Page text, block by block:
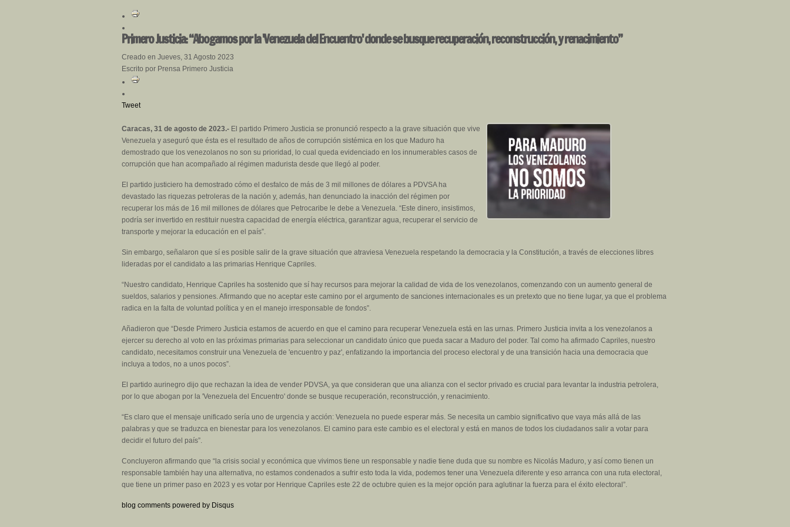
Primero Justicia: “Abogamos por la 'Venezuela del Encuentro' donde se busque recuperación, reconstrucción, y renacimiento”
Creado en Jueves, 31 Agosto 2023
Escrito por Prensa Primero Justicia
Tweet
Caracas, 31 de agosto de 2023.- El partido Primero Justicia se pronunció respecto a la grave situación que vive
Venezuela y aseguró que ésta es el resultado de años de corrupción sistémica en los que Maduro ha
demostrado que los venezolanos no son su prioridad, lo cual queda evidenciado en los innumerables casos de
corrupción que han acompañado al régimen madurista desde que llegó al poder.
El partido justiciero ha demostrado cómo el desfalco de más de 3 mil millones de dólares a PDVSA ha
devastado las riquezas petroleras de la nación y, además, han denunciado la inacción del régimen por
recuperar los más de 16 mil millones de dólares que Petrocaribe le debe a Venezuela. “Este dinero, insistimos,
podría ser invertido en restituir nuestra capacidad de energía eléctrica, garantizar agua, recuperar el servicio de
transporte y mejorar la educación en el país”.
Sin embargo, señalaron que sí es posible salir de la grave situación que atraviesa Venezuela respetando la democracia y la Constitución, a través de elecciones libres
lideradas por el candidato a las primarias Henrique Capriles.
“Nuestro candidato, Henrique Capriles ha sostenido que sí hay recursos para mejorar la calidad de vida de los venezolanos, comenzando con un aumento general de
sueldos, salarios y pensiones. Afirmando que no aceptar este camino por el argumento de sanciones internacionales es un pretexto que no tiene lugar, ya que el problema
radica en la falta de voluntad política y en el manejo irresponsable de fondos”.
Añadieron que “Desde Primero Justicia estamos de acuerdo en que el camino para recuperar Venezuela está en las urnas. Primero Justicia invita a los venezolanos a
ejercer su derecho al voto en las próximas primarias para seleccionar un candidato único que pueda sacar a Maduro del poder. Tal como ha afirmado Capriles, nuestro
candidato, necesitamos construir una Venezuela de 'encuentro y paz', enfatizando la importancia del proceso electoral y de una transición hacia una democracia que
incluya a todos, no a unos pocos”.
El partido aurinegro dijo que rechazan la idea de vender PDVSA, ya que consideran que una alianza con el sector privado es crucial para levantar la industria petrolera,
por lo que abogan por la 'Venezuela del Encuentro' donde se busque recuperación, reconstrucción, y renacimiento.
“Es claro que el mensaje unificado sería uno de urgencia y acción: Venezuela no puede esperar más. Se necesita un cambio significativo que vaya más allá de las
palabras y que se traduzca en bienestar para los venezolanos. El camino para este cambio es el electoral y está en manos de todos los ciudadanos salir a votar para
decidir el futuro del país”.
Concluyeron afirmando que “la crisis social y económica que vivimos tiene un responsable y nadie tiene duda que su nombre es Nicolás Maduro, y así como tienen un
responsable también hay una alternativa, no estamos condenados a sufrir esto toda la vida, podemos tener una Venezuela diferente y eso arranca con una ruta electoral,
que tiene un primer paso en 2023 y es votar por Henrique Capriles este 22 de octubre quien es la mejor opción para aglutinar la fuerza para el éxito electoral”.
blog comments powered by Disqus